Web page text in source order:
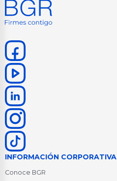
INFORMACIÓN CORPORATIVA
Conoce BGR